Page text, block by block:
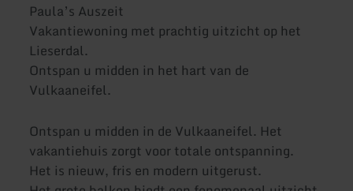
Paula’s Auszeit
Vakantiewoning met prachtig uitzicht op het
Lieserdal.
Ontspan u midden in het hart van de
Vulkaaneifel.
Ontspan u midden in de Vulkaaneifel. Het
vakantiehuis zorgt voor totale ontspanning.
Het is nieuw, fris en modern uitgerust.